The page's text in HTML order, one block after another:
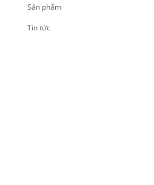
Sản phẩm
Tin tức